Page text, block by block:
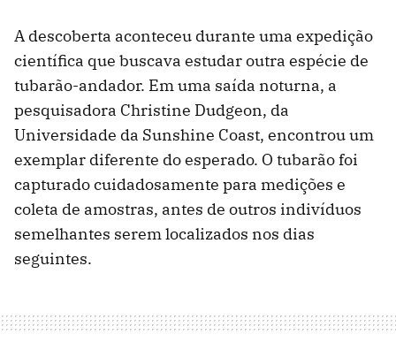
A descoberta aconteceu durante uma expedição
científica que buscava estudar outra espécie de
tubarão-andador. Em uma saída noturna, a
pesquisadora Christine Dudgeon, da
Universidade da Sunshine Coast, encontrou um
exemplar diferente do esperado. O tubarão foi
capturado cuidadosamente para medições e
coleta de amostras, antes de outros indivíduos
semelhantes serem localizados nos dias
seguintes.